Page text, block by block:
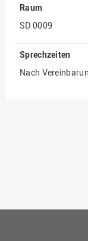
LearningCenter
Nachhaltigkeit
Personal
Raum
SD 0009
Sprechzeiten
Nach